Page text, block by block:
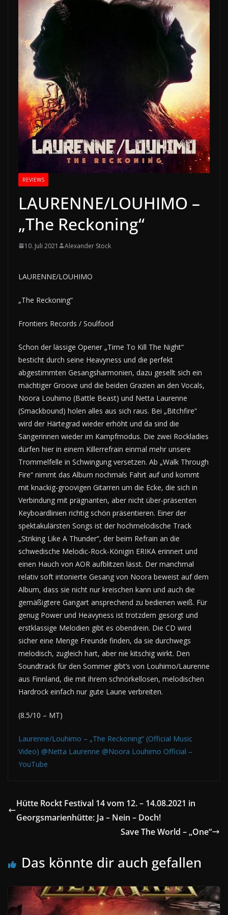
REVIEWS
LAURENNE/LOUHIMO –
„The Reckoning“
10. Juli 2021 Alexander Stock
LAURENNE/LOUHIMO
„The Reckoning“
Frontiers Records / Soulfood
Schon der lässige Opener „Time To Kill The Night“
besticht durch seine Heavyness und die perfekt
abgestimmten Gesangsharmonien, dazu gesellt sich ein
mächtiger Groove und die beiden Grazien an den Vocals,
Noora Louhimo (Battle Beast) und Netta Laurenne
(Smackbound) holen alles aus sich raus. Bei „Bitchfire“
wird der Härtegrad wieder erhöht und da sind die
Sängerinnen wieder im Kampfmodus. Die zwei Rockladies
dürfen hier in einem Killerrefrain einmal mehr unsere
Trommelfelle in Schwingung versetzen. Ab „Walk Through
Fire“ nimmt das Album nochmals Fahrt auf und kommt
mit knackig-groovigen Gitarren um die Ecke, die sich in
Verbindung mit prägnanten, aber nicht über-präsenten
Keyboardlinien richtig schön präsentieren. Einer der
spektakulärsten Songs ist der hochmelodische Track
„Striking Like A Thunder“, der beim Refrain an die
schwedische Melodic-Rock-Königin ERIKA erinnert und
einen Hauch von AOR aufblitzen lässt. Der manchmal
relativ soft intonierte Gesang von Noora beweist auf dem
Album, dass sie nicht nur kreischen kann und auch die
gemäßigtere Gangart ansprechend zu bedienen weiß. Für
genug Power und Heavyness ist trotzdem gesorgt und
erstklassige Melodien gibt es obendrein. Die CD wird
sicher eine Menge Freunde finden, da sie durchwegs
melodisch, zugleich hart, aber nie kitschig wirkt. Den
Soundtrack für den Sommer gibt’s von Louhimo/Laurenne
aus Finnland, die mit ihrem schnörkellosen, melodischen
Hardrock einfach nur gute Laune verbreiten.
(8.5/10 – MT)
Laurenne/Louhimo – „The Reckoning“ (Official Music
Video) @Netta Laurenne @Noora Louhimo Official –
YouTube
Hütte Rockt Festival 14 vom 12. – 14.08.2021 in
Georgsmarienhütte: Ja – Nein – Doch!
Save The World – „One“
Das könnte dir auch gefallen